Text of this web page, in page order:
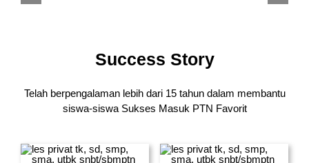
Success Story
Telah berpengalaman lebih dari 15 tahun dalam membantu
siswa-siswa Sukses Masuk PTN Favorit